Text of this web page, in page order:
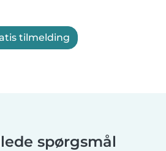
tilmelding
spørgsmål